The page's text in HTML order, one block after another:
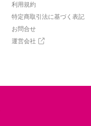
利用規約
特定商取引法に基づく表記
お問合せ
運営会社